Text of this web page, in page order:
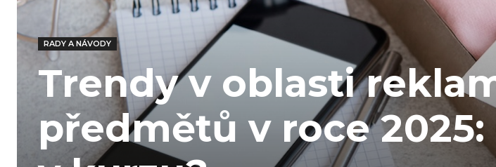
RADY A NÁVODY
Trendy v oblasti
předmětů v roce 2025: